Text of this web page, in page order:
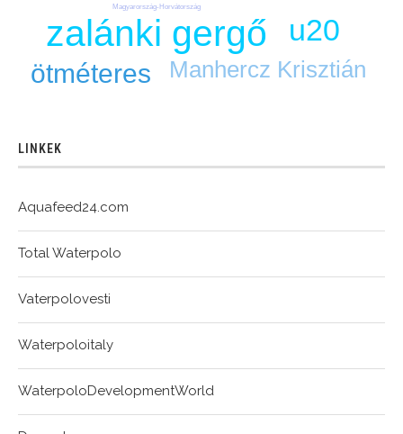
zalánki gergő u20
ötméteres Manhercz Krisztián
Magyarország-Horvátország
LINKEK
Aquafeed24.com
Total Waterpolo
Vaterpolovesti
Waterpoloitaly
WaterpoloDevelopmentWorld